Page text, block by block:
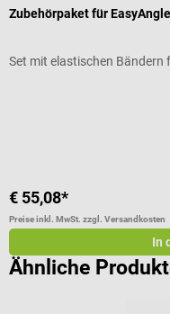
Zubehörpaket für
Set mit elastischen Bändern
€ 55,08*
Preise inkl. MwSt. zzgl. Versandkosten
In
Ähnliche